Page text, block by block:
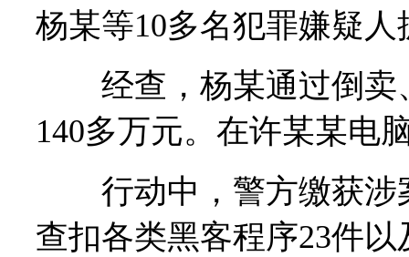
杨某等10多名犯罪嫌疑人
经查，杨某通过倒卖
140多万元。在许某某电
行动中，警方缴获涉
查扣各类黑客程序23件